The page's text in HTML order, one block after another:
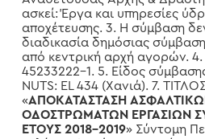
ασκεί: Έργα και υπηρεσίες
αποχέτευσης. 3. Η σύμβαση
διαδικασία δημόσιας
από κεντρική αρχή αγορών. 4.
45233222-1. 5. Είδος
NUTS: ΕL 434 (Χανιά). 7.
«ΑΠΟΚΑΤΑΣΤΑΣΗ
ΟΔΟΣΤΡΩΜΑΤΩΝ ΕΡΓΑΣΙΩΝ
ΕΤΟΥΣ 2018-2019» Σύντομη